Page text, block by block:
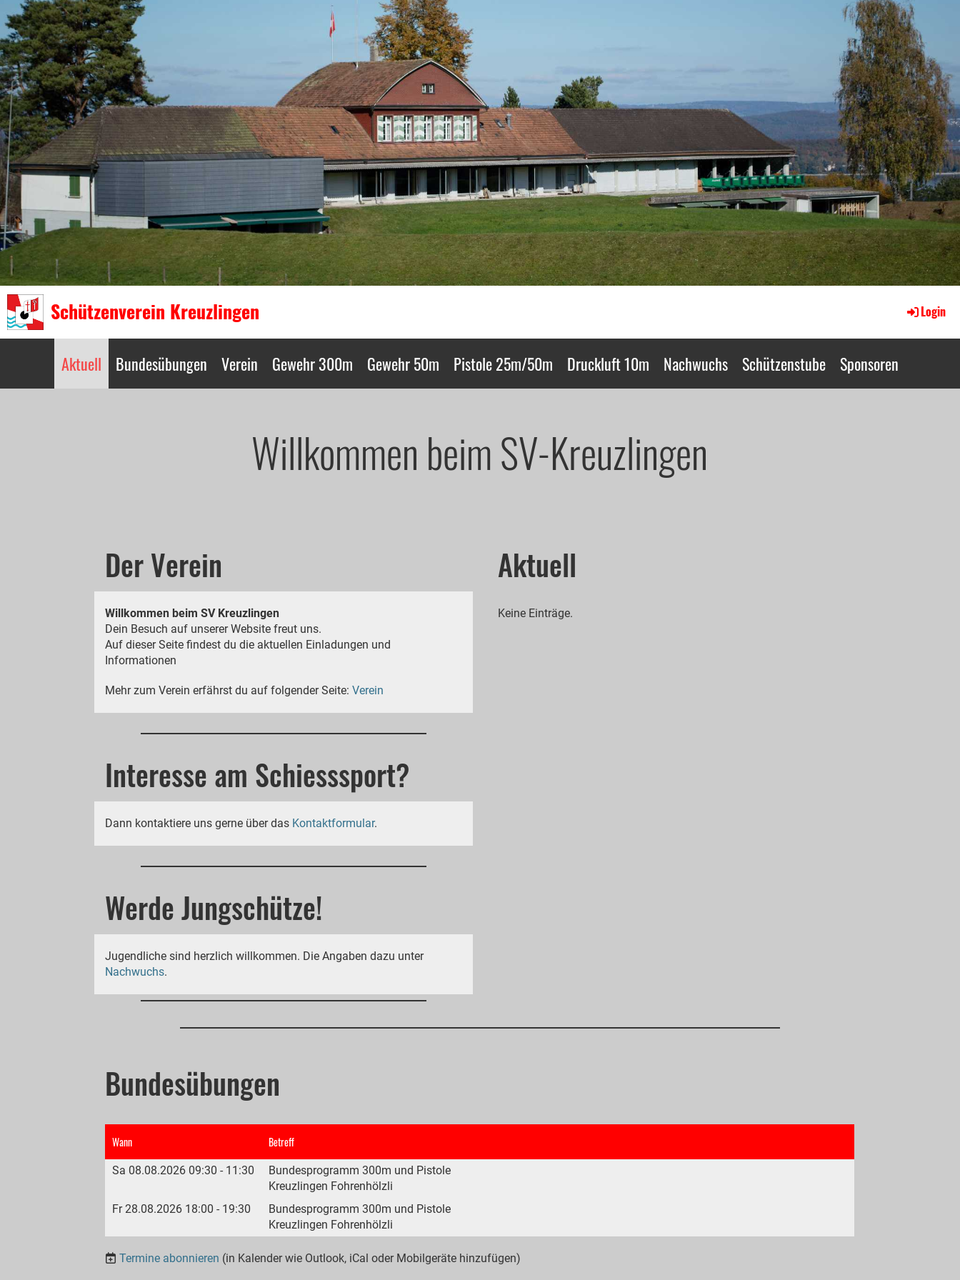
Schützenverein Kreuzlingen Login
Aktuell Bundesübungen Verein Gewehr 300m Gewehr 50m Pistole 25m/50m Druckluft 10m Nachwuchs Schützenstube Sponsoren
Willkommen beim SV-Kreuzlingen
Der Verein
Willkommen beim SV Kreuzlingen
Dein Besuch auf unserer Website freut uns.
Auf dieser Seite findest du die aktuellen Einladungen und
Informationen
Mehr zum Verein erfährst du auf folgender Seite: Verein
Interesse am Schiesssport?
Dann kontaktiere uns gerne über das Kontaktformular.
Werde Jungschütze!
Jugendliche sind herzlich willkommen. Die Angaben dazu unter
Nachwuchs.
Aktuell
Keine Einträge.
Bundesübungen
Wann Betreff
Sa 08.08.2026 09:30 - 11:30
Bundesprogramm 300m und Pistole
Kreuzlingen Fohrenhölzli
Fr 28.08.2026 18:00 - 19:30
Bundesprogramm 300m und Pistole
Kreuzlingen Fohrenhölzli
Termine abonnieren (in Kalender wie Outlook, iCal oder Mobilgeräte hinzufügen)